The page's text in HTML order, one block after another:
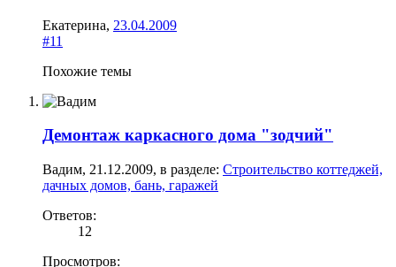
Екатерина, 23.04.2009
#11
Похожие темы
Демонтаж каркасного дома "зодчий"
Вадим, 21.12.2009, в разделе: Строительство коттеджей,
дачных домов, бань, гаражей
Ответов:
12
Просмотров: